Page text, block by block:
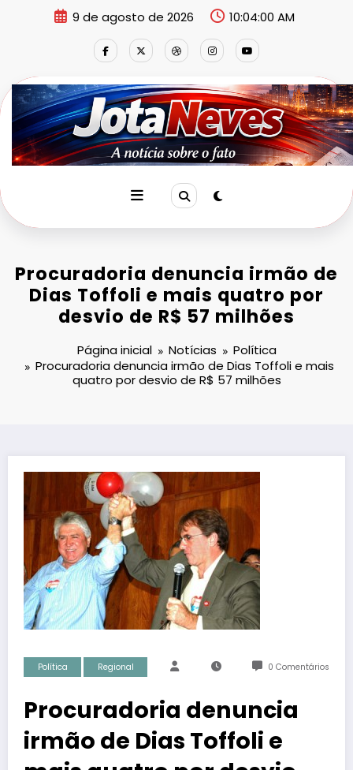
9 de agosto de 2026 10:04:01 AM
Procuradoria denuncia irmão de
Dias Toffoli e mais quatro por
desvio de R$ 57 milhões
Página inicial Notícias
Política
Procuradoria denuncia irmão de Dias Toffoli e mais
quatro por desvio de R$ 57 milhões
Política Regional 0 Comentários
Procuradoria denuncia
irmão de Dias Toffoli e